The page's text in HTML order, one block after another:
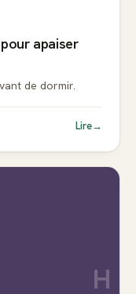
apaiser
de dormir.
Lire→
H